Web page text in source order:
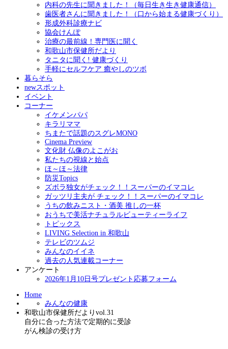
内科の先生に聞きました！（毎日生き生き健康通信）
歯医者さんに聞きました！（口から始まる健康づくり）
形成外科診療ナビ
協会けんぽ
治療の最前線！専門医に聞く
和歌山市保健所だより
タニタに聞く! 健康づくり
手軽にセルフケア 癒やしのツボ
暮らそら
newスポット
イベント
コーナー
イケメンパパ
キラリママ
ちまたで話題のスグレMONO
Cinema Preview
文化財 仏像のよこがお
私たちの視線と始点
ほ～ほ～法律
防災Topics
ズボラ独女がチェック！！スーパーのイマコレ
ガッツリ主夫が チェック！！スーパーのイマコレ
うちの飲みニスト・酒美 推しの一杯
おうちで美活ナチュラルビューティーライフ
トピックス
LIVING Selection in 和歌山
テレビのツムジ
みんなのイイネ
過去の人気連載コーナー
アンケート
2026年1月10日号プレゼント応募フォーム
Home
みんなの健康
和歌山市保健所だよりvol.31
自分に合った方法で定期的に受診
がん検診の受け方